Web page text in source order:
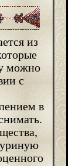
из
можно
с
в